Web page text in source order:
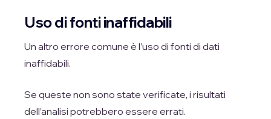
Uso di fonti inaffidabili
Un altro errore comune è l’uso di fonti di dati
inaffidabili.
Se queste non sono state verificate, i risultati
dell’analisi potrebbero essere errati.